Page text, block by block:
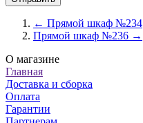
← Прямой шкаф №234
Прямой шкаф №236 →
О магазине
Главная
Доставка и сборка
Оплата
Гарантии